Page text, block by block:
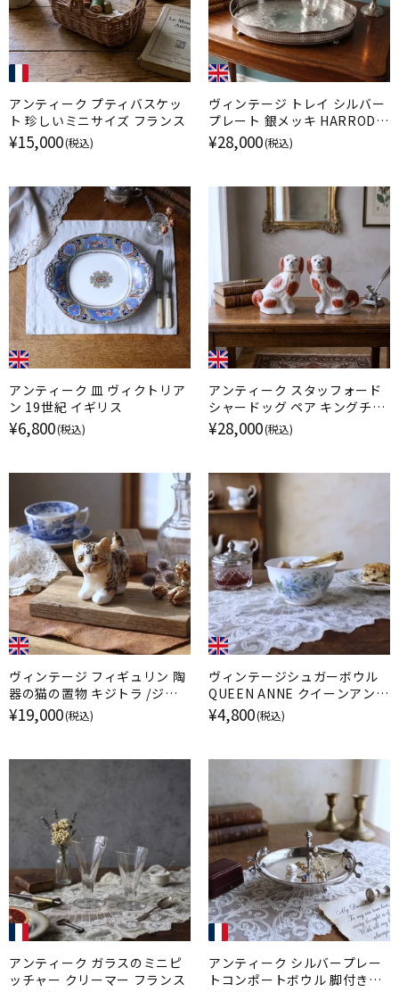
アンティーク プティバスケッ
ト 珍しいミニサイズ フランス
¥15,000(税込)
ヴィンテージ トレイ シルバー
プレート 銀メッキ HARRODS
ハロッズ イギリス
¥28,000(税込)
アンティーク 皿 ヴィクトリア
ン 19世紀 イギリス
¥6,800(税込)
アンティーク スタッフォード
シャードッグ ペア キングチャ
ールズスパニエル イギリス
¥28,000(税込)
ヴィンテージ フィギュリン 陶
器の猫の置物 キジトラ /ジェ
ニー・ウィンスタンレイ イギリ
¥19,000(税込)
ヴィンテージシュガーボウル
QUEEN ANNE クイーンアン
勿忘草 イギリス
¥4,800(税込)
アンティーク ガラスのミニピ
ッチャー クリーマー フランス
アンティーク シルバープレー
トコンポートボウル 脚付きデ